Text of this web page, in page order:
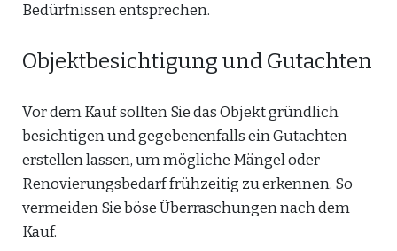
Bedürfnissen entsprechen.
Objektbesichtigung und Gutachten
Vor dem Kauf sollten Sie das Objekt gründlich
besichtigen und gegebenenfalls ein Gutachten
erstellen lassen, um mögliche Mängel oder
Renovierungsbedarf frühzeitig zu erkennen. So
vermeiden Sie böse Überraschungen nach dem
Kauf.